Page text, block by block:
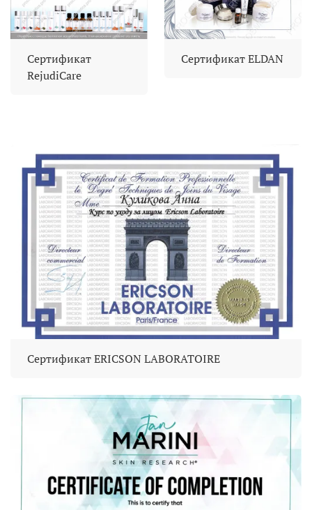
Сертификат
RejudiCare
Сертификат ELDAN
Сертификат ERICSON LABORATOIRE